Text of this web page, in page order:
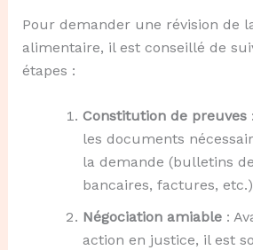
Pour demander une révision de
alimentaire, il est conseillé de
étapes :
Constitution de preuves
les documents
la demande (bulletins
bancaires, factures,
Négociation amiable:
action en justice, il est